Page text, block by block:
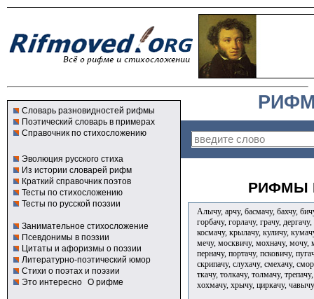
Словарь разновидностей рифмы
Поэтический словарь в примерах
Справочник по стихосложению
Эволюция русского стиха
Из истории словарей рифм
Краткий справочник поэтов
Тесты по стихосложению
Тесты по русской поэзии
Занимательное стихосложение
Псевдонимы в поэзии
Цитаты и афоризмы о поэзии
Литературно-поэтический юмор
Стихи о поэтах и поэзии
Это интересно О рифме
РИФМЫ
Алычу, арчу, басмачу, бахчу,
горбачу, горлачу, грачу,
космачу, крылачу, куличу,
мечу, москвичу, мохначу, мочу,
перначу, портачу, псковичу,
скрипачу, слухачу, смехачу,
ткачу, толкачу, толмачу,
хохмачу, хрычу, циркачу,